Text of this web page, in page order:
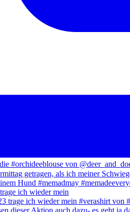
ich wieder mein